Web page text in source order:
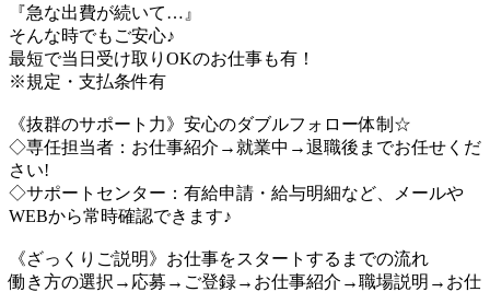
『急な出費が続いて…』
そんな時でもご安心♪
最短で当日受け取りOKのお仕事も有！
※規定・支払条件有
《抜群のサポート力》安心のダブルフォロー体制☆
◇専任担当者：お仕事紹介→就業中→退職後までお任せくだ
さい!
◇サポートセンター：有給申請・給与明細など、メールや
WEBから常時確認できます♪
《ざっくりご説明》お仕事をスタートするまでの流れ
働き方の選択→応募→ご登録→お仕事紹介→職場説明→お仕